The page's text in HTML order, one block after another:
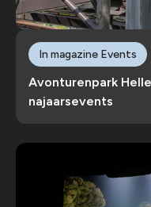
Avonturenpark
najaarsevents
In magazine Events